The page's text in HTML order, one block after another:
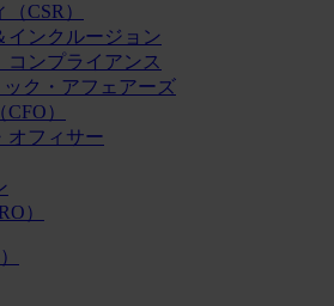
CSR）
インクルージョン
ンプライアンス
ク・アフェアーズ
）
オフィサー
）